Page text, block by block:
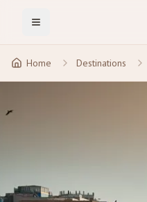
Toggle Menu
Home Destinations